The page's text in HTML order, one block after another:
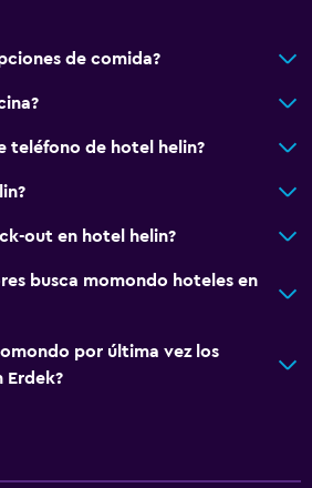
de comida?
teléfono de hotel helin?
out en hotel helin?
busca momondo hoteles en
por última vez los
Erdek?